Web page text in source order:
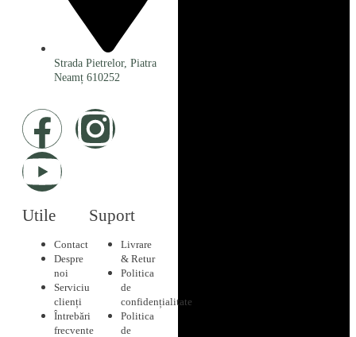
Strada Pietrelor, Piatra
Neamț 610252
Utile
Contact
Despre
noi
Serviciu
clienți
Întrebări
frecvente
Suport
Livrare
& Retur
Politica
de
confidențialitate
Politica
de